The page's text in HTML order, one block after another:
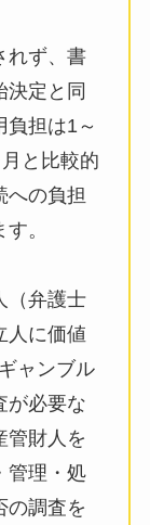
れず、書
決定と同
負担は1～
と比較的
への負担
。
（弁護士
人に価値
ャンブル
が必要な
管財人を
管理・処
の調査を